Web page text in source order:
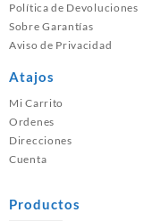
Política de Devoluciones
Sobre Garantías
Aviso de Privacidad
Atajos
Mi Carrito
Ordenes
Direcciones
Cuenta
Productos